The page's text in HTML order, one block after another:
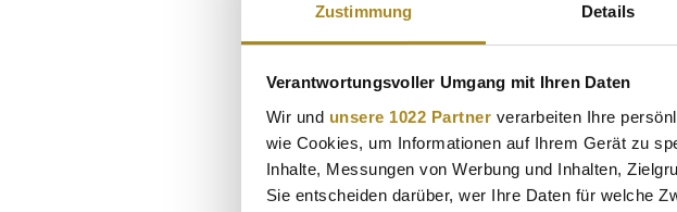
Zustimmung Details
Verantwortungsvoller Umgang mit Ihren Daten
Wir und unsere 1022 Partner verarbeiten Ihre
wie Cookies, um Informationen auf Ihrem Gerät zu
Inhalte, Messungen von Werbung und Inhalten,
Sie entscheiden darüber, wer Ihre Daten für welche